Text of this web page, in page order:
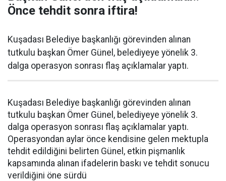
Önce tehdit sonra iftira!
Kuşadası Belediye başkanlığı görevinden alınan
tutkulu başkan Ömer Günel, belediyeye yönelik 3.
dalga operasyon sonrası flaş açıklamalar yaptı.
Kuşadası Belediye başkanlığı görevinden alınan
tutkulu başkan Ömer Günel, belediyeye yönelik 3.
dalga operasyon sonrası flaş açıklamalar yaptı.
Operasyondan aylar önce kendisine gelen mektupla
tehdit edildiğini belirten Günel, etkin pişmanlık
kapsamında alınan ifadelerin baskı ve tehdit sonucu
verildiğini öne sürdü